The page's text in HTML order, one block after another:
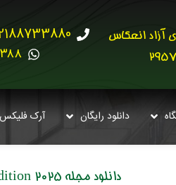
آزاد انعکاس
/ 02188730621
دانلود رایگان آرک فلیکس
دانلود مجله country homes interiors presents christmas crafts – 1st edition 2025